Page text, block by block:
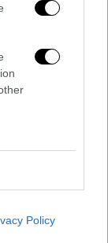
Policy
από την
να
των
για να
χωράφι
μπορούσε
του μέχρι
του
στην